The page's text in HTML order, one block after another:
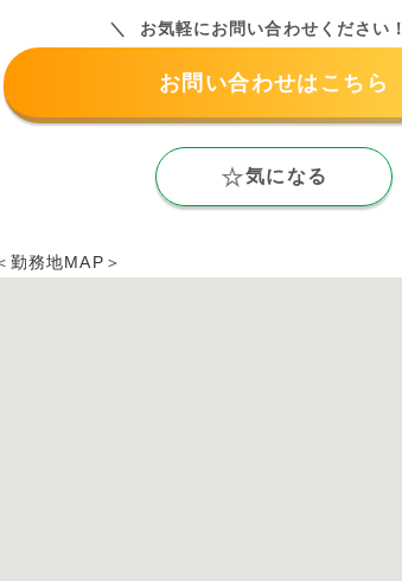
お気軽にお問い合わせください！
お問い合わせはこちら
気になる
勤務地MAP＞